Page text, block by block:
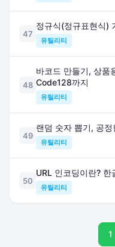
47
정규식(정규표현식)
유틸리티
48
바코드 만들기, 상품
Code128까지
유틸리티
49
랜덤 숫자 뽑기, 공
유틸리티
50
URL 인코딩이란? 한
유틸리티
1